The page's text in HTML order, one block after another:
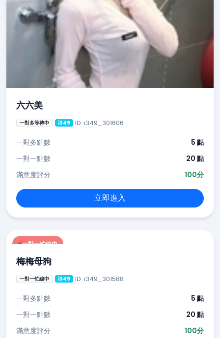
六六美
一對多等待中 i349 ID: i349_301606
一對多點數
5 點
一對一點數
20 點
滿意度評分
100分
立即進入
一對一忙線中
梅梅母狗
一對一忙線中 i349 ID: i349_301588
一對多點數
5 點
一對一點數
20 點
滿意度評分
100分